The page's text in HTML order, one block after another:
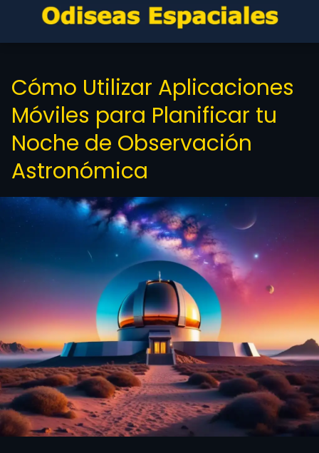
Cómo Utilizar Aplicaciones
Móviles para Planificar tu
Noche de Observación
Astronómica